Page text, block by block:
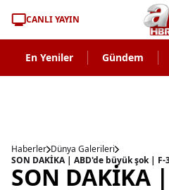
CANLI YAYIN
En Yeniler Gündem
Haberler Dünya Galerileri
SON DAKİKA